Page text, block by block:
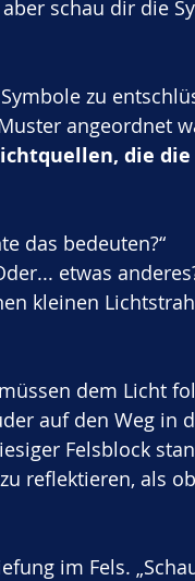
schau dir die
zu
angeordnet
die
das bedeuten?“
etwas
kleinen
dem Licht
auf den Weg in
Felsblock
reflektieren, als
im Fels.